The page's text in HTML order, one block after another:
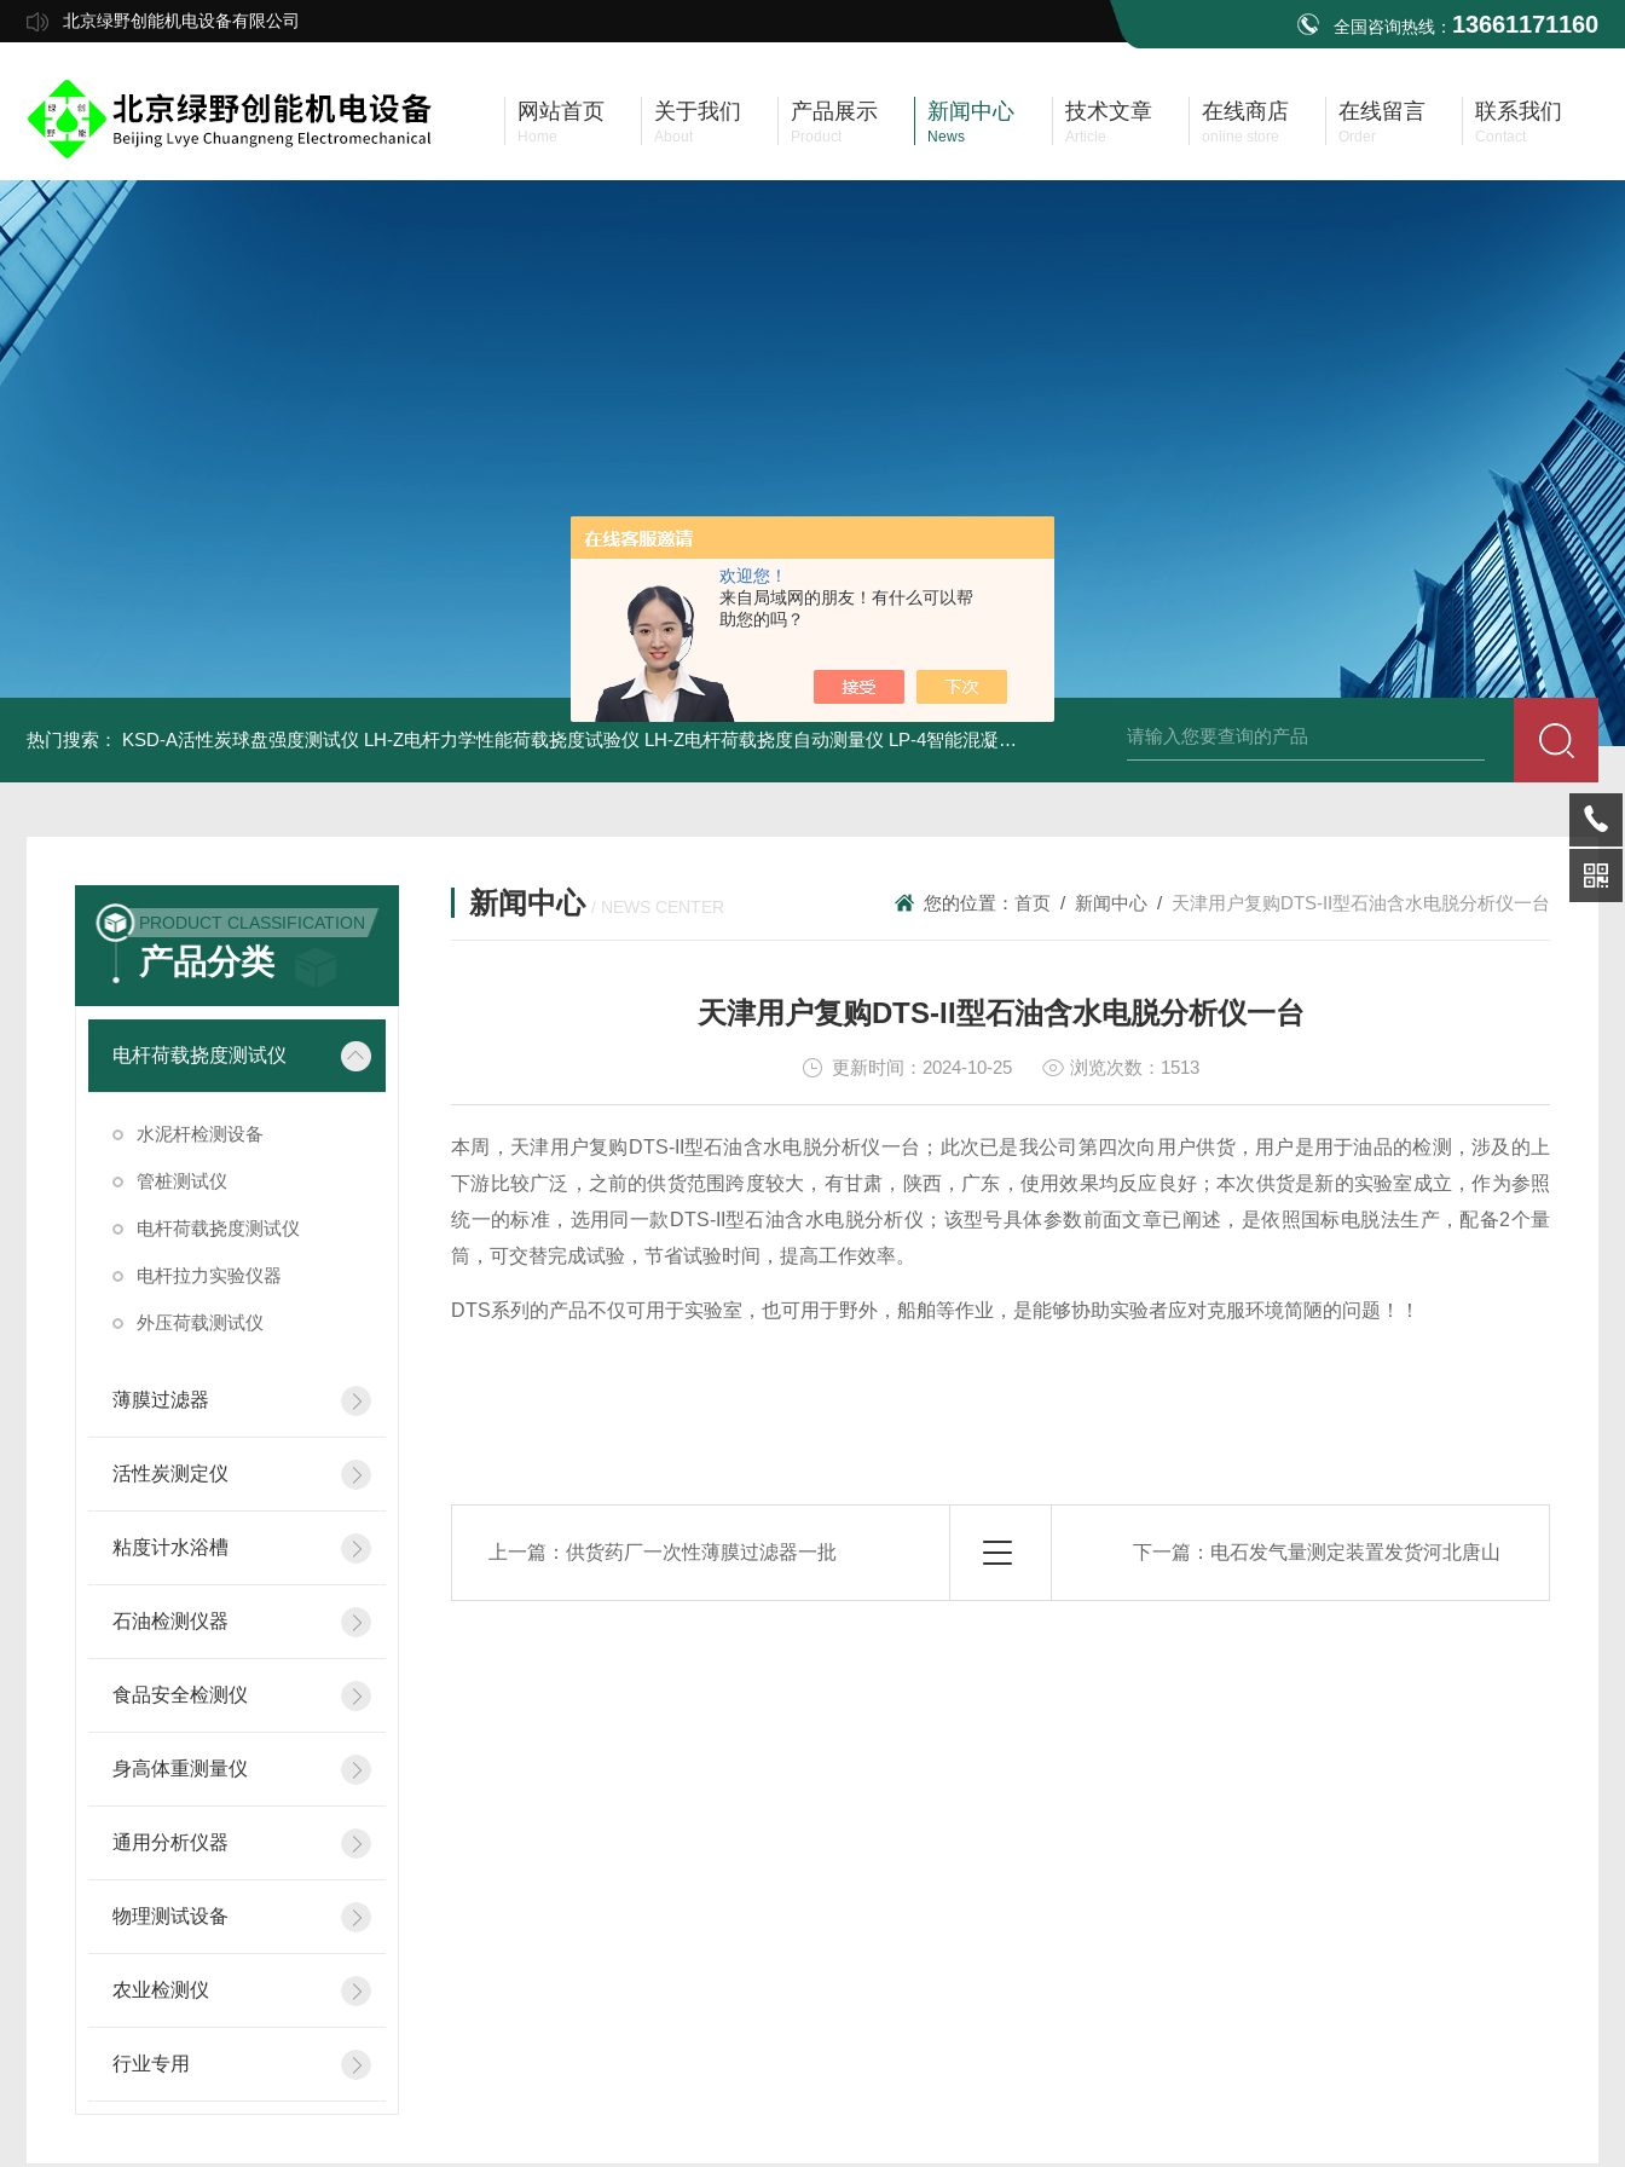
欢迎您！
来自局域网的朋友！有什么可以帮
助您的吗？
北京绿野创能机电设备有限公司 全国咨询热线： 13661171160
网站首页
Home
关于我们
About
产品展示
Product
新闻中心
News
技术文章
Article
在线商店
online store
在线留言
Order
联系我们
Contact
热门搜索： KSD-A活性炭球盘强度测试仪 LH-Z电杆力学性能荷载挠度试验仪 LH-Z电杆荷载挠度自动测量仪 LP-4智能混凝土电杆检测系统 LP-4混凝土电杆检测仪 LW-4电杆荷载挠度自动测量仪（无线
PRODUCT CLASSIFICATION
产品分类
电杆荷载挠度测试仪
水泥杆检测设备
管桩测试仪
电杆荷载挠度测试仪
电杆拉力实验仪器
外压荷载测试仪
薄膜过滤器
活性炭测定仪
粘度计水浴槽
石油检测仪器
食品安全检测仪
身高体重测量仪
通用分析仪器
物理测试设备
农业检测仪
行业专用
新闻中心 / NEWS CENTER 您的位置： 首页 / 新闻中心 / 天津用户复购DTS-II型石油含水电脱分析仪一台
天津用户复购DTS-II型石油含水电脱分析仪一台
更新时间：2024-10-25 浏览次数：1513
本周，天津用户复购DTS-II型石油含水电脱分析仪一台；此次已是我公司第四次向用户供货，用户是用于油品的检测，涉及的上
下游比较广泛，之前的供货范围跨度较大，有甘肃，陕西，广东，使用效果均反应良好；本次供货是新的实验室成立，作为参照
统一的标准，选用同一款DTS-II型石油含水电脱分析仪；该型号具体参数前面文章已阐述，是依照国标电脱法生产，配备2个量
筒，可交替完成试验，节省试验时间，提高工作效率。
DTS系列的产品不仅可用于实验室，也可用于野外，船舶等作业，是能够协助实验者应对克服环境简陋的问题！！
上一篇：供货药厂一次性薄膜过滤器一批 下一篇： 电石发气量测定装置发货河北唐山